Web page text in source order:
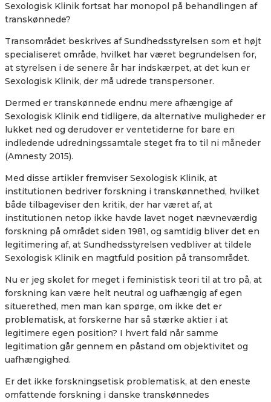
Sexologisk Klinik fortsat har monopol på behandlingen af
transkønnede?
Transområdet beskrives af Sundhedsstyrelsen som et højt
specialiseret område, hvilket har været begrundelsen for,
at styrelsen i de senere år har indskærpet, at det kun er
Sexologisk Klinik, der må udrede transpersoner.
Dermed er transkønnede endnu mere afhængige af
Sexologisk Klinik end tidligere, da alternative muligheder er
lukket ned og derudover er ventetiderne for bare en
indledende udredningssamtale steget fra to til ni måneder
(Amnesty 2015).
Med disse artikler fremviser Sexologisk Klinik, at
institutionen bedriver forskning i transkønnethed, hvilket
både tilbageviser den kritik, der har været af, at
institutionen netop ikke havde lavet noget nævneværdig
forskning på området siden 1981, og samtidig bliver det en
legitimering af, at Sundhedsstyrelsen vedbliver at tildele
Sexologisk Klinik en magtfuld position på transområdet.
Nu er jeg skolet for meget i feministisk teori til at tro på, at
forskning kan være helt neutral og uafhængig af egen
situerethed, men man kan spørge, om ikke det er
problematisk, at forskerne har så stærke aktier i at
legitimere egen position? I hvert fald når samme
legitimation går gennem en påstand om objektivitet og
uafhængighed.
Er det ikke forskningsetisk problematisk, at den eneste
omfattende forskning i danske transkønnedes